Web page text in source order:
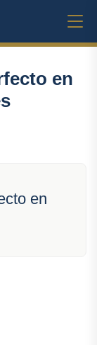
en
en